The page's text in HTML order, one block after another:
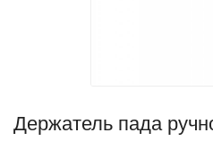
Держатель пада